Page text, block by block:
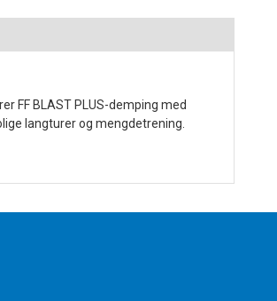
FF BLAST PLUS-demping med
langturer og mengdetrening.